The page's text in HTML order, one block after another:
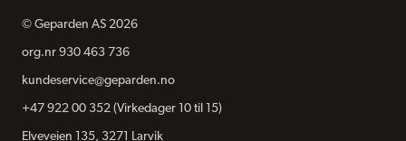
© Geparden AS 2026
org.nr 930 463 736
kundeservice@geparden.no
+47 922 00 352 (Virkedager 10 til 15)
Elveveien 135, 3271 Larvik